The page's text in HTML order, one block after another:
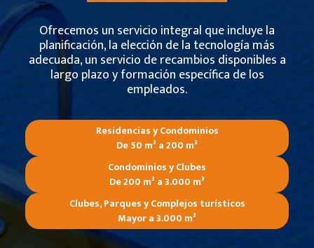
Ofrecemos un servicio integral que incluye la
planificación, la elección de la tecnología más
adecuada, un servicio de recambios disponibles a
largo plazo y formación específica de los
empleados.
Residencias y Condominios
De 50 m³ a 200 m³
Condominios y Clubes
De 200 m³ a 3.000 m³
Clubes, Parques y Complejos turísticos
Mayor a 3.000 m³